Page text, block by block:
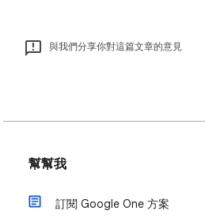
與我們分享你對這篇文章的意見
幫幫我
訂閱 Google One 方案